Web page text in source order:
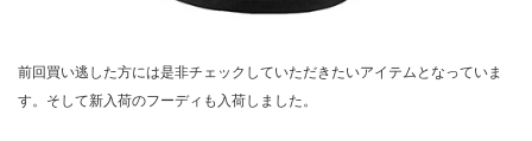
前回買い逃した方には是非チェックしていただきたいアイテムとなっていま
す。そして新入荷のフーディも入荷しました。